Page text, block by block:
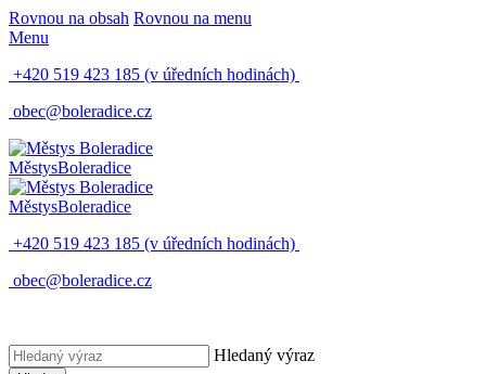
Rovnou na obsah Rovnou na menu
Menu
+420 519 423 185 (v úředních hodinách)
obec@boleradice.cz
MěstysBoleradice
MěstysBoleradice
+420 519 423 185 (v úředních hodinách)
obec@boleradice.cz
Hledaný výraz